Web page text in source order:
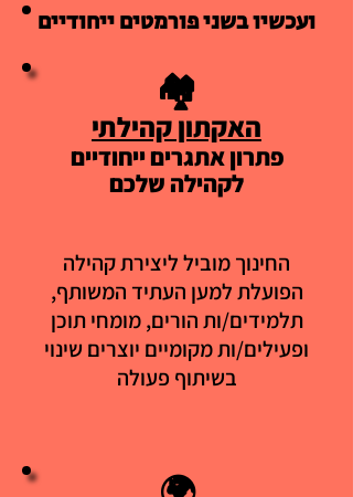
ועכשיו בשני פורמטים ייחודיים
ועכשיו בשני פורמטים ייחודיים
🏘️
האקתון קהילתי
פתרון אתגרים ייחודיים
לקהילה שלכם
החינוך מוביל ליצירת קהילה
הפועלת למען העתיד המשותף,
תלמידים/ות הורים, מומחי תוכן
ופעילים/ות מקומיים יוצרים שינוי
בשיתוף פעולה